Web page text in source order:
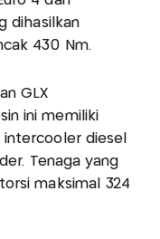
dihasilkan
430 Nm.
GLX
ini memiliki
diesel
Tenaga yang
maksimal 324